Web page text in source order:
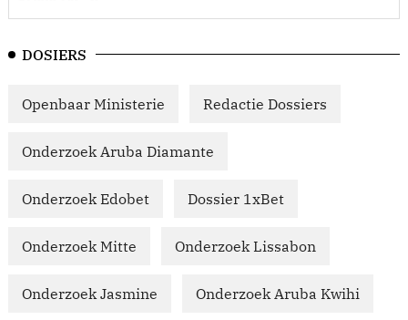
DOSIERS
Openbaar Ministerie Redactie Dossiers
Onderzoek Aruba Diamante
Onderzoek Edobet Dossier 1xBet
Onderzoek Mitte Onderzoek Lissabon
Onderzoek Jasmine Onderzoek Aruba Kwihi